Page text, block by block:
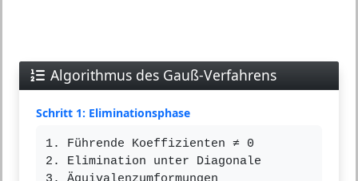
Algorithmus des Gauß-Verfahrens
Schritt 1: Eliminationsphase
1. Führende Koeffizienten ≠ 0
2. Elimination unter Diagonale
3. Äquivalenzumformungen